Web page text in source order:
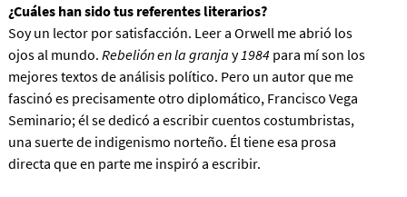
¿Cuáles han sido tus referentes literarios?
Soy un lector por satisfacción. Leer a Orwell me abrió los
ojos al mundo. Rebelión en la granja y 1984 para mí son los
mejores textos de análisis político. Pero un autor que me
fascinó es precisamente otro diplomático, Francisco Vega
Seminario; él se dedicó a escribir cuentos costumbristas,
una suerte de indigenismo norteño. Él tiene esa prosa
directa que en parte me inspiró a escribir.